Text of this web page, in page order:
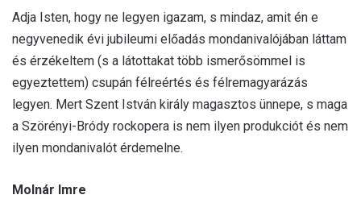
Adja Isten, hogy ne legyen igazam, s mindaz, amit én e
negyvenedik évi jubileumi előadás mondanivalójában láttam
és érzékeltem (s a látottakat több ismerősömmel is
egyeztettem) csupán félreértés és félremagyarázás
legyen. Mert Szent István király magasztos ünnepe, s maga
a Szörényi-Bródy rockopera is nem ilyen produkciót és nem
ilyen mondanivalót érdemelne.
Molnár Imre